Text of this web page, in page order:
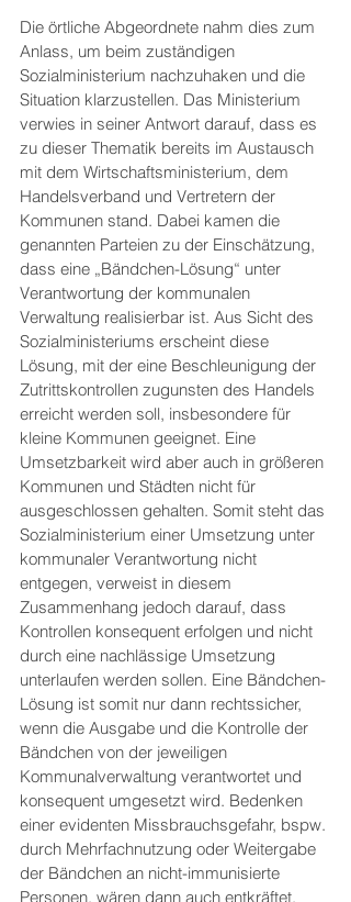
Die örtliche Abgeordnete nahm dies zum
Anlass, um beim zuständigen
Sozialministerium nachzuhaken und die
Situation klarzustellen. Das Ministerium
verwies in seiner Antwort darauf, dass es
zu dieser Thematik bereits im Austausch
mit dem Wirtschaftsministerium, dem
Handelsverband und Vertretern der
Kommunen stand. Dabei kamen die
genannten Parteien zu der Einschätzung,
dass eine „Bändchen-Lösung“ unter
Verantwortung der kommunalen
Verwaltung realisierbar ist. Aus Sicht des
Sozialministeriums erscheint diese
Lösung, mit der eine Beschleunigung der
Zutrittskontrollen zugunsten des Handels
erreicht werden soll, insbesondere für
kleine Kommunen geeignet. Eine
Umsetzbarkeit wird aber auch in größeren
Kommunen und Städten nicht für
ausgeschlossen gehalten. Somit steht das
Sozialministerium einer Umsetzung unter
kommunaler Verantwortung nicht
entgegen, verweist in diesem
Zusammenhang jedoch darauf, dass
Kontrollen konsequent erfolgen und nicht
durch eine nachlässige Umsetzung
unterlaufen werden sollen. Eine Bändchen-
Lösung ist somit nur dann rechtssicher,
wenn die Ausgabe und die Kontrolle der
Bändchen von der jeweiligen
Kommunalverwaltung verantwortet und
konsequent umgesetzt wird. Bedenken
einer evidenten Missbrauchsgefahr, bspw.
durch Mehrfachnutzung oder Weitergabe
der Bändchen an nicht-immunisierte
Personen, wären dann auch entkräftet.